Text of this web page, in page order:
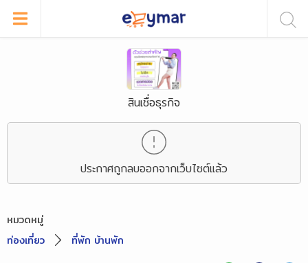
สินเชื่อธุรกิจ
ประกาศถูกลบออกจากเว็บไซต์แล้ว
หมวดหมู่
ท่องเที่ยว
ที่พัก บ้านพัก